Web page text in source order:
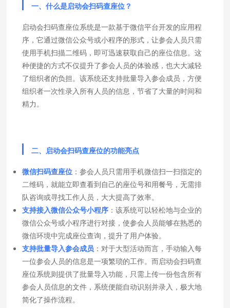
一、什么是启动会扫码查座位？
启动会扫码查座位系统是一款基于微信平台开发的应用程
序，它通过微信公众号或小程序的形式，让参会人员只需
使用手机扫描二维码，即可迅速获取自己的座位信息。这
种便捷的方式不仅提升了参会人员的体验感，也大大减轻
了组织者的负担。该系统还支持批量导入参会成员，方便
组织者一次性录入所有人员的信息，节省了大量的时间和
精力。
二、启动会扫码查座位的功能亮点
微信扫码查座位 ：参会人员只需用手机微信扫一扫指定的
二维码，就能立即查看到自己的座位号和用餐号，无需排
队咨询或寻找工作人员，大大提高了效率。
支持接入微信公众号小程序 ：该系统可以轻松地与企业的
微信公众号或小程序进行对接，使参会人员能够在熟悉的
微信环境中完成座位查询，提升了用户体验。
支持批量导入参会成员 ：对于大型活动而言，手动输入每
一位参会人员的信息是一项繁琐的工作。而启动会扫码查
座位系统则提供了批量导入功能，只需上传一份包含所有
参会人员信息的文件，系统便能自动识别并录入，极大地
简化了操作流程。